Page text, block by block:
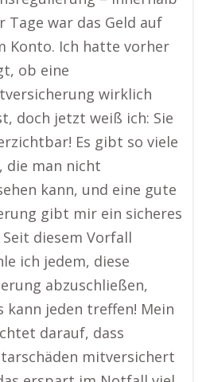
Tage war das Geld auf
Konto. Ich hatte vorher
ob eine
wirklich
doch jetzt weiß ich: Sie
Es gibt so viele
die man nicht
kann, und eine gute
gibt mir ein sicheres
Seit diesem Vorfall
ich jedem, diese
abzuschließen,
kann jeden treffen! Mein
darauf, dass
mitversichert